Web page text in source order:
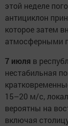
этой неделе
антициклон
которое затем
атмосферными
7 июля в
нестабильная
15–20 м/с,
вероятны на
включая